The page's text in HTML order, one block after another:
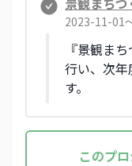
2023-11-01
『景観ま
行い、次
す。
このプ